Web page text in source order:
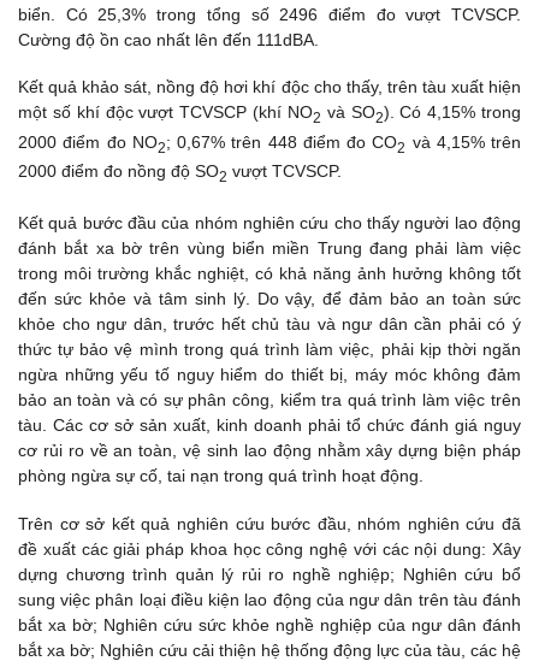
biển. Có 25,3% trong tổng số 2496 điểm đo vượt TCVSCP.
Cường độ ồn cao nhất lên đến 111dBA.
Kết quả khảo sát, nồng độ hơi khí độc cho thấy, trên tàu xuất hiện
một số khí độc vượt TCVSCP (khí NO2 và SO2). Có 4,15% trong
2000 điểm đo NO2; 0,67% trên 448 điểm đo CO2 và 4,15% trên
2000 điểm đo nồng độ SO2 vượt TCVSCP.
Kết quả bước đầu của nhóm nghiên cứu cho thấy người lao động
đánh bắt xa bờ trên vùng biển miền Trung đang phải làm việc
trong môi trường khắc nghiệt, có khả năng ảnh hưởng không tốt
đến sức khỏe và tâm sinh lý. Do vậy, để đảm bảo an toàn sức
khỏe cho ngư dân, trước hết chủ tàu và ngư dân cần phải có ý
thức tự bảo vệ mình trong quá trình làm việc, phải kịp thời ngăn
ngừa những yếu tố nguy hiểm do thiết bị, máy móc không đảm
bảo an toàn và có sự phân công, kiểm tra quá trình làm việc trên
tàu. Các cơ sở sản xuất, kinh doanh phải tổ chức đánh giá nguy
cơ rủi ro về an toàn, vệ sinh lao động nhằm xây dựng biện pháp
phòng ngừa sự cố, tai nạn trong quá trình hoạt động.
Trên cơ sở kết quả nghiên cứu bước đầu, nhóm nghiên cứu đã
đề xuất các giải pháp khoa học công nghệ với các nội dung: Xây
dựng chương trình quản lý rủi ro nghề nghiệp; Nghiên cứu bổ
sung việc phân loại điều kiện lao động của ngư dân trên tàu đánh
bắt xa bờ; Nghiên cứu sức khỏe nghề nghiệp của ngư dân đánh
bắt xa bờ; Nghiên cứu cải thiện hệ thống động lực của tàu, các hệ